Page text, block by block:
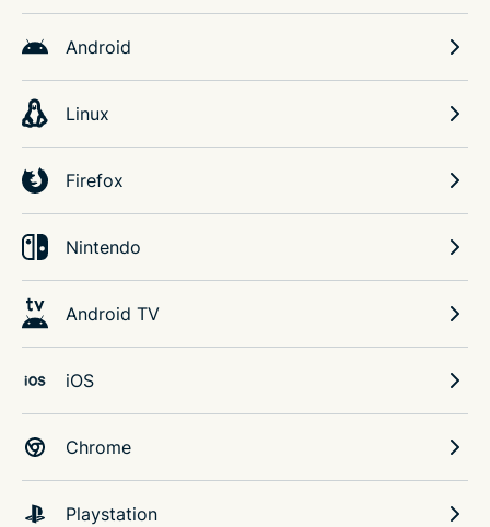
Android
Linux
Firefox
Nintendo
Android TV
iOS
Chrome
Playstation